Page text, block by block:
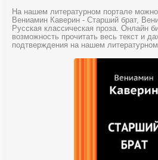
На нашем литературном портале можно
Вениамин Каверин - Старший брат,
Русская классическая проза. Онлайн
возможность прочитать весь текст и
подтверждения на нашем